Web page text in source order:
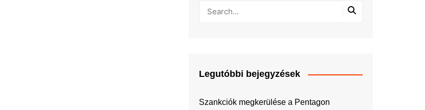
Legutóbbi bejegyzések
Szankciók megkerülése a Pentagon